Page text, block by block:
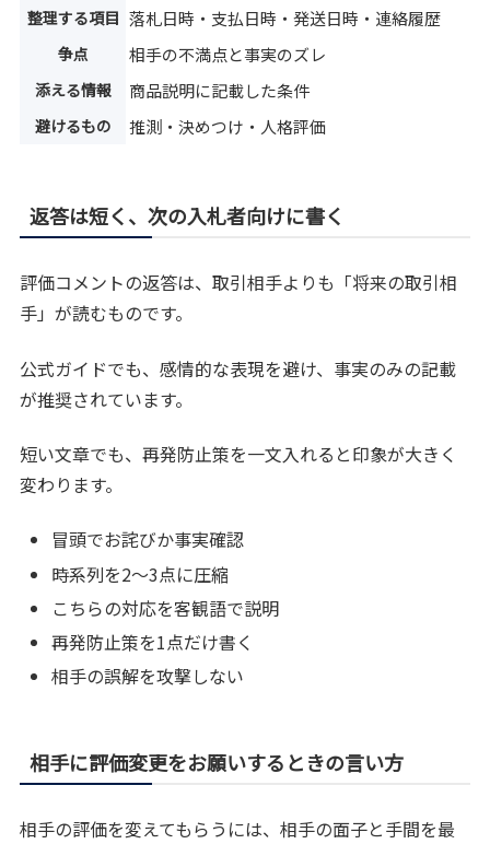
整理する項目 落札日時・支払日時・発送日時・連絡履歴
争点 相手の不満点と事実のズレ
添える情報 商品説明に記載した条件
避けるもの 推測・決めつけ・人格評価
返答は短く、次の入札者向けに書く
評価コメントの返答は、取引相手よりも「将来の取引相
手」が読むものです。
公式ガイドでも、感情的な表現を避け、事実のみの記載
が推奨されています。
短い文章でも、再発防止策を一文入れると印象が大きく
変わります。
冒頭でお詫びか事実確認
時系列を2〜3点に圧縮
こちらの対応を客観語で説明
再発防止策を1点だけ書く
相手の誤解を攻撃しない
相手に評価変更をお願いするときの言い方
相手の評価を変えてもらうには、相手の面子と手間を最